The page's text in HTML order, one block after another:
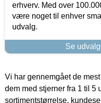
erhverv. Med over
være noget til enhver
udvalg.
Se
Vi har gennemgået de
dem med stjerner fra 1 til 5
sortimentstørrelse,